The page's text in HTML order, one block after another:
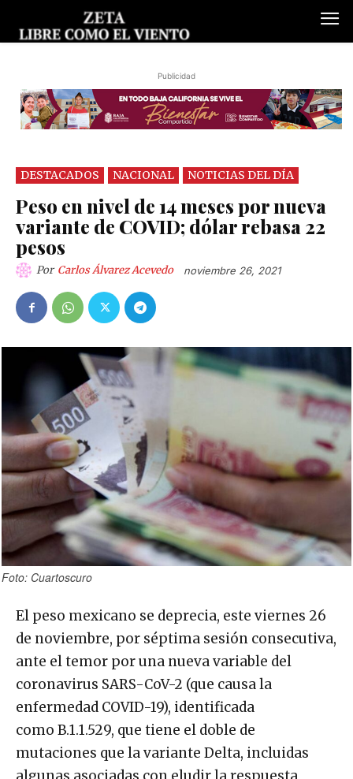
Publicidad
DESTACADOS NACIONAL NOTICIAS DEL DÍA
Peso en nivel de 14 meses por nueva
variante de COVID; dólar rebasa 22
pesos
Por Carlos Álvarez Acevedo noviembre 26, 2021
Foto: Cuartoscuro
El peso mexicano se deprecia, este viernes 26
de noviembre, por séptima sesión consecutiva,
ante el temor por una nueva variable del
coronavirus SARS-CoV-2 (que causa la
enfermedad COVID-19), identificada
como B.1.1.529, que tiene el doble de
mutaciones que la variante Delta, incluidas
algunas asociadas con eludir la respuesta